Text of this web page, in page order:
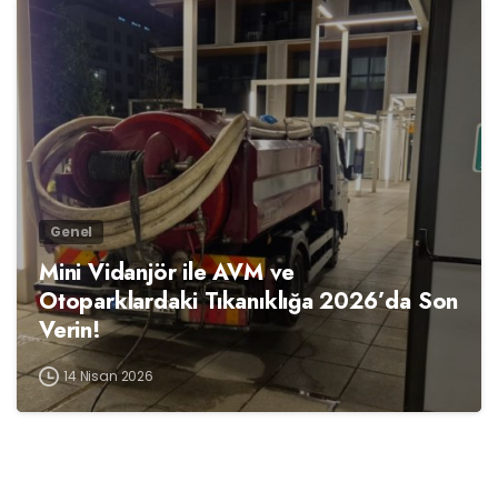
Genel
Mini Vidanjör ile AVM ve
Otoparklardaki Tıkanıklığa 2026’da Son
Verin!
14 Nisan 2026